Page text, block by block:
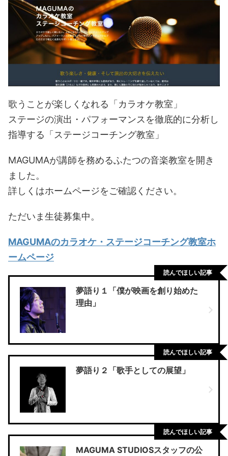
歌うことが楽しくなれる「カラオケ教室」
ステージの演出・パフォーマンスを徹底的に分析し
指導する「ステージコーチング教室」
MAGUMAが講師を務めるふたつの音楽教室を開き
ました。
詳しくはホームページをご確認ください。
ただいま生徒募集中。
MAGUMAのカラオケ・ステージコーチング教室ホ
ームページ
夢語り１「僕が映画を創り始めた
理由」
読んでほしい記事
夢語り２「歌手としての展望」
読んでほしい記事
MAGUMA STUDIOSスタッフの公
読んでほしい記事